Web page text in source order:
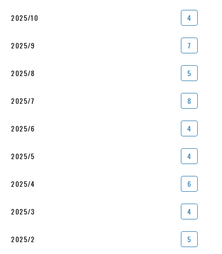
2025/10 4
2025/9 7
2025/8 5
2025/7 8
2025/6 4
2025/5 4
2025/4 6
2025/3 4
2025/2 5